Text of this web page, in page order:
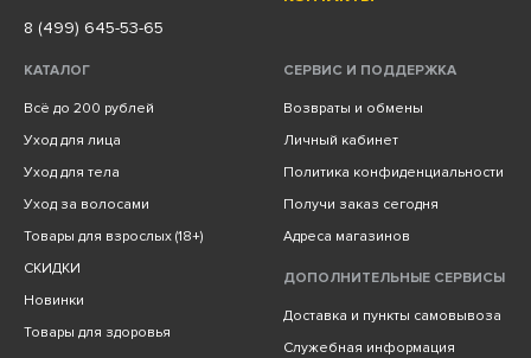
8 (499) 645-53-65
КАТАЛОГ
Всё до 200 рублей
Уход для лица
Уход для тела
Уход за волосами
Товары для взрослых (18+)
СКИДКИ
Новинки
Товары для здоровья
СЕРВИС И ПОДДЕРЖКА
Возвраты и обмены
Личный кабинет
Политика конфиденциальности
Получи заказ сегодня
Адреса магазинов
ДОПОЛНИТЕЛЬНЫЕ СЕРВИСЫ
Доставка и пункты самовывоза
Служебная информация